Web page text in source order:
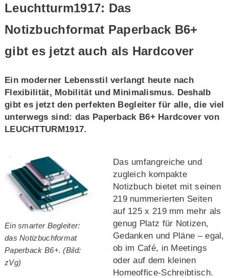
Leuchtturm1917: Das
Notizbuchformat Paperback B6+
gibt es jetzt auch als Hardcover
Ein moderner Lebensstil verlangt heute nach
Flexibilität, Mobilität und Minimalismus. Deshalb
gibt es jetzt den perfekten Begleiter für alle, die viel
unterwegs sind: das Paperback B6+ Hardcover von
LEUCHTTURM1917.
Ein smarter Begleiter:
das Notizbuchformat
Paperback B6+. (Bild:
zVg)
Das umfangreiche und
zugleich kompakte
Notizbuch bietet mit seinen
219 nummerierten Seiten
auf 125 x 219 mm mehr als
genug Platz für Notizen,
Gedanken und Pläne – egal,
ob im Café, in Meetings
oder auf dem kleinen
Homeoffice-Schreibtisch.